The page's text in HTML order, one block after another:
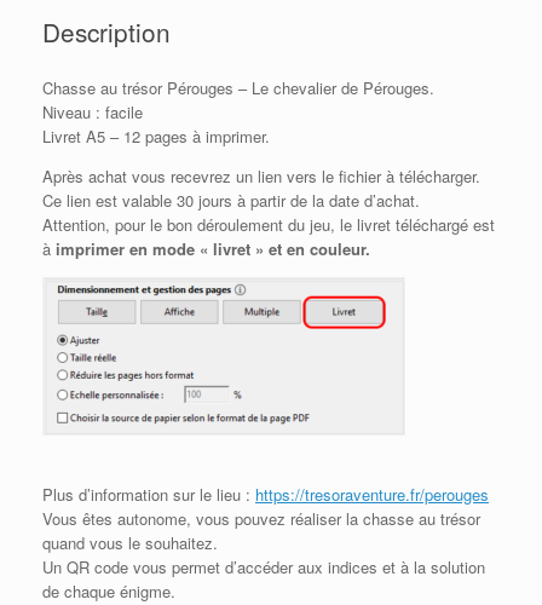
PDF
imprimer
Description
Chasse au trésor Pérouges – Le chevalier de Pérouges.
Niveau : facile
Livret A5 – 12 pages à imprimer.
Après achat vous recevrez un lien vers le fichier à télécharger.
Ce lien est valable 30 jours à partir de la date d’achat.
Attention, pour le bon déroulement du jeu, le livret téléchargé est
à imprimer en mode « livret » et en couleur.
Plus d’information sur le lieu : https://tresoraventure.fr/perouges
Vous êtes autonome, vous pouvez réaliser la chasse au trésor
quand vous le souhaitez.
Un QR code vous permet d’accéder aux indices et à la solution
de chaque énigme.